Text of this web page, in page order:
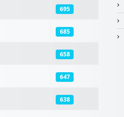
695
685
658
647
638